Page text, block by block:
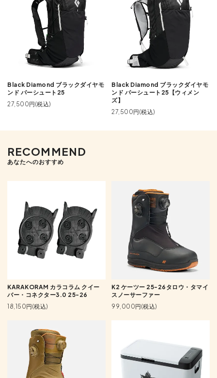
Black Diamond ブラックダイヤモ
ンド パーシュート25
27,500円(税込)
Black Diamond ブラックダイヤモ
ンド パーシュート25【ウィメン
ズ】
27,500円(税込)
RECOMMEND
あなたへのおすすめ
KARAKORAM カラコラム クイー
バー・コネクター3.0 25-26
18,150円(税込)
K2 ケーツー 25-26タロウ・タマイ
スノーサーファー
99,000円(税込)